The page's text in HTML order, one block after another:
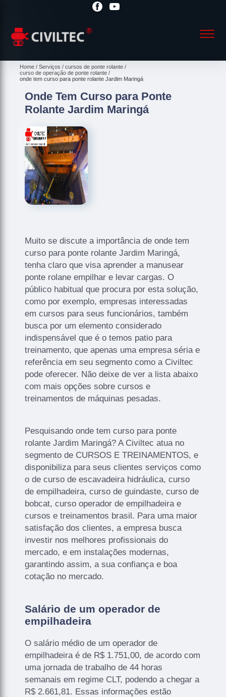
Home Serviços
cursos de ponte rolante
curso de operação de ponte rolante
onde tem curso para ponte rolante Jardim Maringá
Onde Tem Curso para Ponte
Rolante Jardim Maringá
Muito se discute a importância de onde tem
curso para ponte rolante Jardim Maringá,
tenha claro que visa aprender a manusear
ponte rolane empilhar e levar cargas. O
público habitual que procura por esta solução,
como por exemplo, empresas interessadas
em cursos para seus funcionários, também
busca por um elemento considerado
indispensável que é o temos patio para
treinamento, que apenas uma empresa séria e
referência em seu segmento como a Civiltec
pode oferecer. Não deixe de ver a lista abaixo
com mais opções sobre cursos e
treinamentos de máquinas pesadas.
Pesquisando onde tem curso para ponte
rolante Jardim Maringá? A Civiltec atua no
segmento de CURSOS E TREINAMENTOS, e
disponibiliza para seus clientes serviços como
o de curso de escavadeira hidráulica, curso
de empilhadeira, curso de guindaste, curso de
bobcat, curso operador de empilhadeira e
cursos e treinamentos brasil. Para uma maior
satisfação dos clientes, a empresa busca
investir nos melhores profissionais do
mercado, e em instalações modernas,
garantindo assim, a sua confiança e boa
cotação no mercado.
Salário de um operador de
empilhadeira
O salário médio de um operador de
empilhadeira é de R$ 1.751,00, de acordo com
uma jornada de trabalho de 44 horas
semanais em regime CLT, podendo a chegar a
R$ 2.661,81. Essas informações estão